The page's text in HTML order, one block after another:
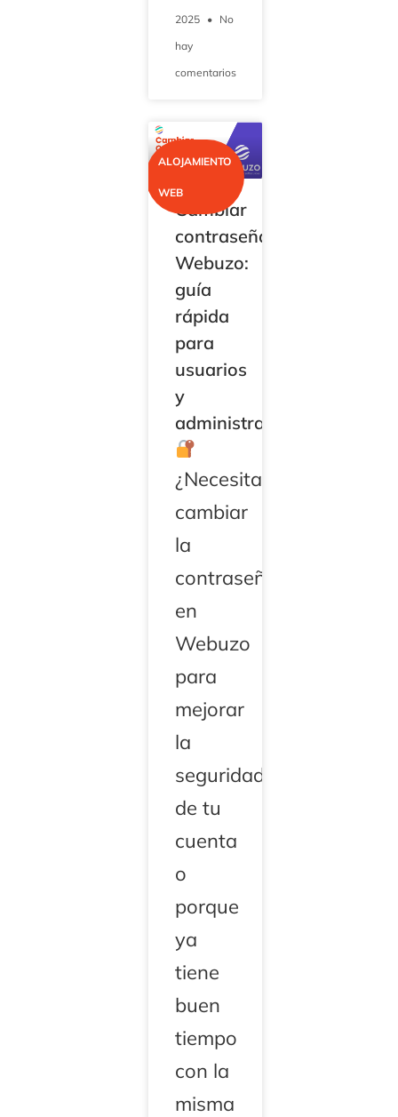
2025
No
hay
comentarios
ALOJAMIENTO
WEB
Cambiar
contraseña
Webuzo:
guía
rápida
para
usuarios
y
administradores
¿Necesitas
cambiar
la
contraseña
en
Webuzo
para
mejorar
la
seguridad
de tu
cuenta
o
porque
ya
tiene
buen
tiempo
con la
misma